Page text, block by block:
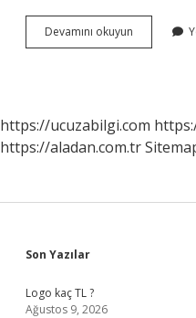
Devamını okuyun
Unu
https://ucuzabilgi.com
https://aladan.com.tr
Sidebar
Son Yazılar
Logo kaç TL ?
Ağustos 9, 2026